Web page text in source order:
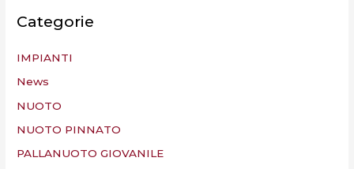
Categorie
IMPIANTI
News
NUOTO
NUOTO PINNATO
PALLANUOTO GIOVANILE